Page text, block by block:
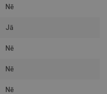
Nē
Jā
Nē
Nē
Nē